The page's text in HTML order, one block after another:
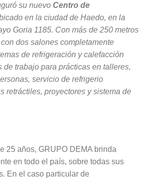
su nuevo Centro de
en la ciudad de Haedo, en la
Goria 1185. Con más de 250 metros
dos salones completamente
de refrigeración y calefacción
de trabajo para prácticas en talleres,
servicio de refrigerio
retráctiles, proyectores y sistema de
25 años, GRUPO DEMA brinda
en todo el país, sobre todas sus
En el caso particular de